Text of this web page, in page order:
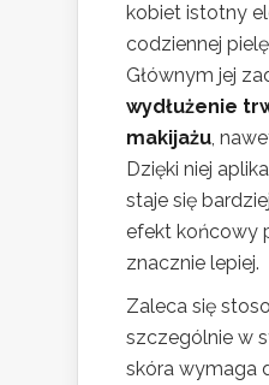
kobiet istotny
codziennej
Głównym jej
wydłużenie
makijażu,
Dzięki niej
staje się
efekt końcowy
znacznie lepiej.
Zaleca się
szczególnie w
skóra wymaga